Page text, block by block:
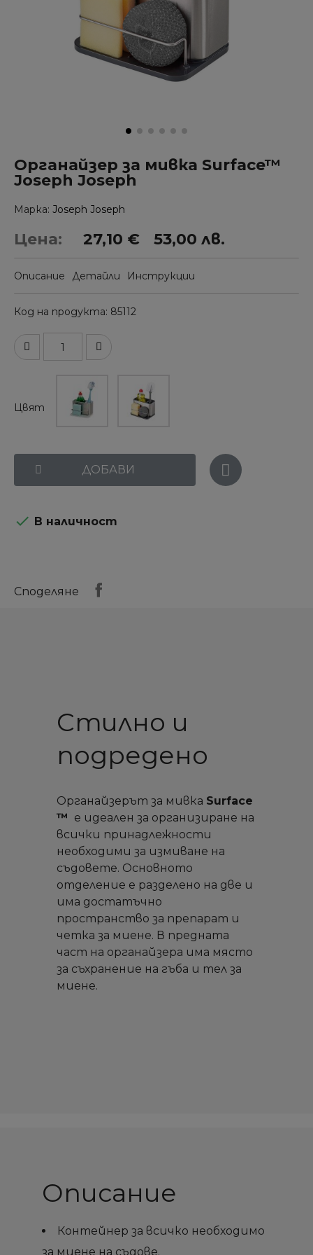
Органайзер за мивка Surface™
Joseph Joseph
Марка Joseph Joseph
Цена: 27,10 € 53,00 лв.
Описание Детайли Инструкции
Код на продукта 85112
Цвят
ДОБАВИ
 В наличност
Споделяне
Стилно и
подредено
Органайзерът за мивка Surface
™ е идеален за организиране на
всички принадлежности
необходими за измиване на
съдовете. Основното
отделение е разделено на две и
има достатъчно
пространство за препарат и
четка за миене. В предната
част на органайзера има място
за съхранение на гъба и тел за
миене.
Описание
Контейнер за всичко необходимо
за миене на съдове.